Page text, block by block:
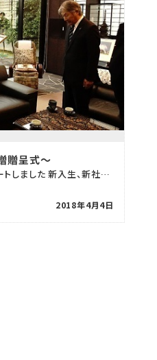
贈呈式～
一覧画像 こんにちは！ 4月がスタートしました 新入生、新社会人の皆さんにとっては、 ドキドキでいっ […]
2018年4月4日